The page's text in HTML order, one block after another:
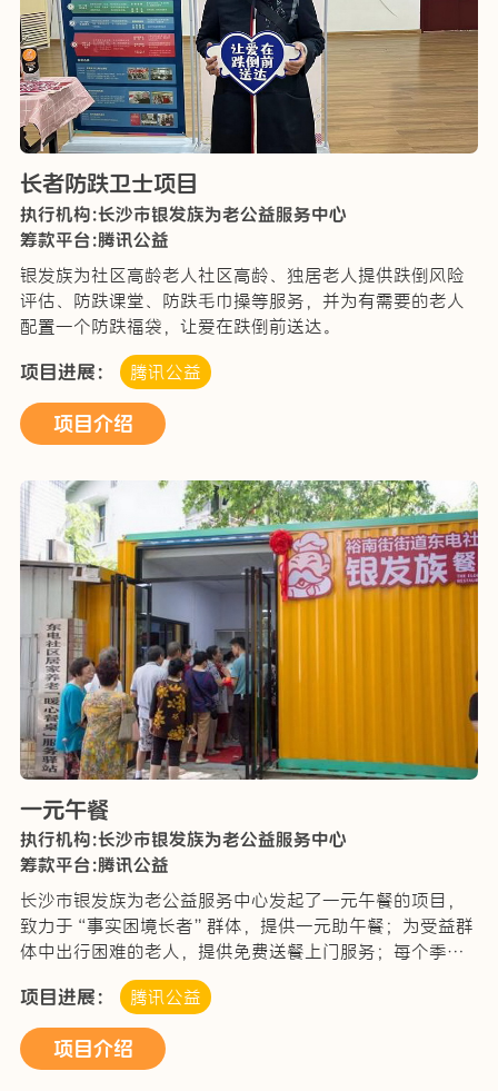
长者防跌卫士项目
执行机构:长沙市银发族为老公益服务中心
筹款平台:腾讯公益
银发族为社区高龄老人社区高龄、独居老人提供跌倒风险
评估、防跌课堂、防跌毛巾操等服务，并为有需要的老人
配置一个防跌福袋，让爱在跌倒前送达。
项目进展： 腾讯公益
项目介绍
一元午餐
执行机构:长沙市银发族为老公益服务中心
筹款平台:腾讯公益
长沙市银发族为老公益服务中心发起了一元午餐的项目，
致力于“事实困境长者”群体，提供一元助午餐；为受益群
体中出行困难的老人，提供免费送餐上门服务；每个季度
为享受一元午餐的老人举办“-团圆饭”活动；建立一元午
餐受益对象菜单等帮扶。解决“事实困境长者”吃饭问…
项目进展： 腾讯公益
项目介绍